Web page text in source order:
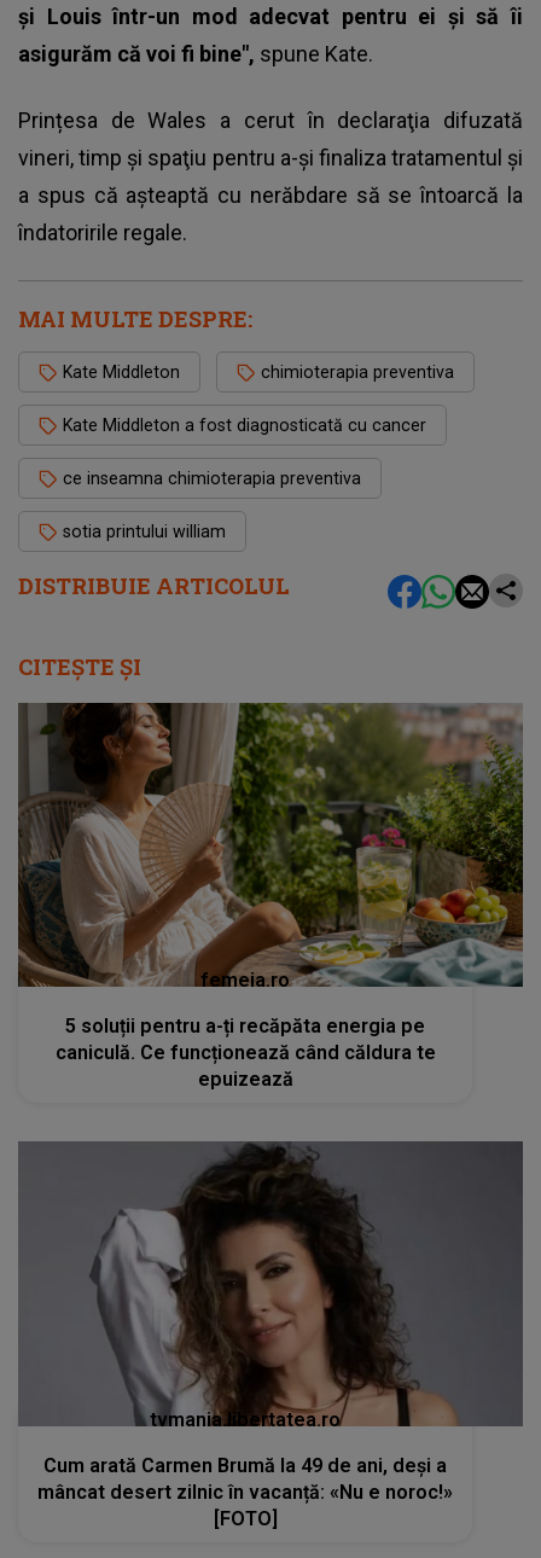
DISTRIBUIE ARTICOLUL
şi Louis într-un mod adecvat pentru ei şi să îi
asigurăm că voi fi bine", spune Kate.
Prințesa de Wales a cerut în declaraţia difuzată
vineri, timp şi spaţiu pentru a-şi finaliza tratamentul şi
a spus că aşteaptă cu nerăbdare să se întoarcă la
îndatoririle regale.
MAI MULTE DESPRE:
Kate Middleton chimioterapia preventiva
Kate Middleton a fost diagnosticată cu cancer
ce inseamna chimioterapia preventiva
sotia printului william
CITEȘTE ȘI
femeia.ro
5 soluții pentru a-ți recăpăta energia pe
caniculă. Ce funcționează când căldura te
epuizează
tvmania.libertatea.ro
Cum arată Carmen Brumă la 49 de ani, deși a
mâncat desert zilnic în vacanță: «Nu e noroc!»
[FOTO]